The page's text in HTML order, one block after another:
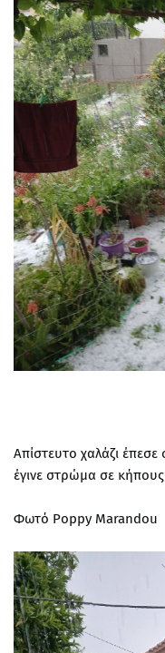
Απίστευτο χαλάζι
έγινε στρώμα σε κήπους
Φωτό Poppy Marandou